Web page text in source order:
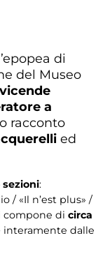
di
del Museo
a
racconto
ed
:
/ «Il n’est plus» /
compone di circa
interamente dalle